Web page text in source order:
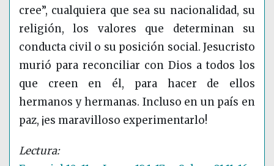
cree”, cualquiera que sea su nacionalidad, su
religión, los valores que determinan su
conducta civil o su posición social. Jesucristo
murió para reconciliar con Dios a todos los
que creen en él, para hacer de ellos
hermanos y hermanas. Incluso en un país en
paz, ¡es maravilloso experimentarlo!